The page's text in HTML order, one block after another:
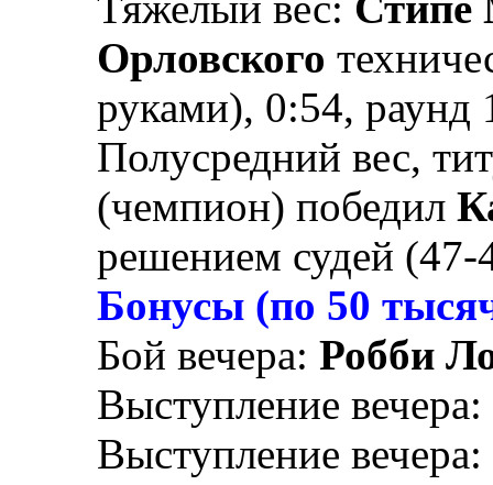
Орловского
руками), 0:54, раунд
Полусредний вес,
(чемпион) победил
решением судей
Бонусы (по 50
Бой вечера: Робби
Выступление вечера:
Выступление вечера: